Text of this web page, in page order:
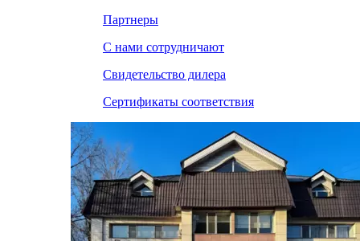
Партнеры
С нами сотрудничают
Свидетельство дилера
Сертификаты соответствия